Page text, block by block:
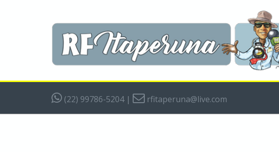
(22) 99786-5204| rfitaperuna@live.com